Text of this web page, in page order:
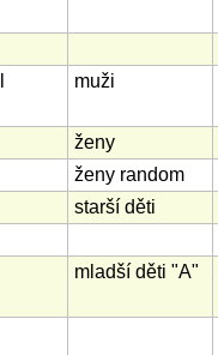
muži
ženy
ženy random
starší děti
mladší děti "A"